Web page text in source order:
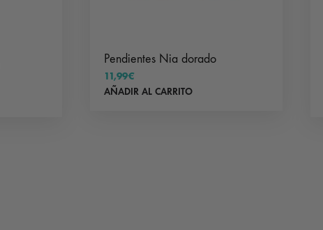
Pendientes Nia dorado
11,99€
AÑADIR AL CARRITO